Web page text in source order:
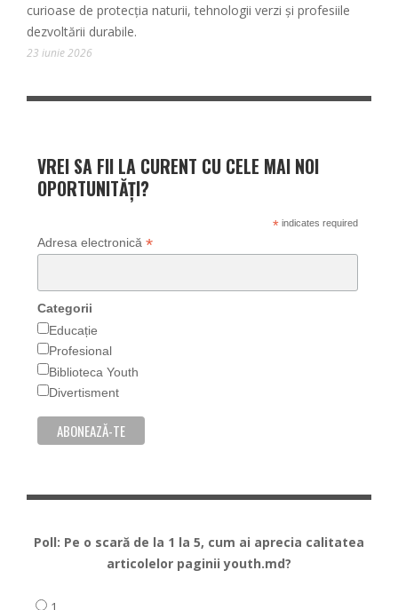
curioase de protecția naturii, tehnologii verzi și profesiile
dezvoltării durabile.
23 iunie 2026
VREI SA FII LA CURENT CU CELE MAI NOI
OPORTUNITĂȚI?
*indicates required
Adresa electronică *
Categorii
Educație
Profesional
Biblioteca Youth
Divertisment
Poll: Pe o scară de la 1 la 5, cum ai aprecia calitatea
articolelor paginii youth.md?